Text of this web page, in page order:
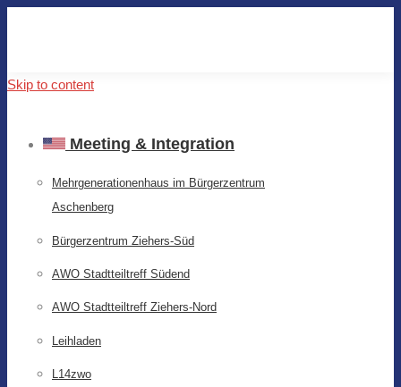
Skip to content
Meeting & Integration
Mehrgenerationenhaus im Bürgerzentrum
Aschenberg
Bürgerzentrum Ziehers-Süd
AWO Stadtteiltreff Südend
AWO Stadtteiltreff Ziehers-Nord
Leihladen
L14zwo